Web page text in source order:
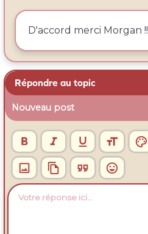
D'accord merci Morgan !!
Répondre au topic
Nouveau post
    

  